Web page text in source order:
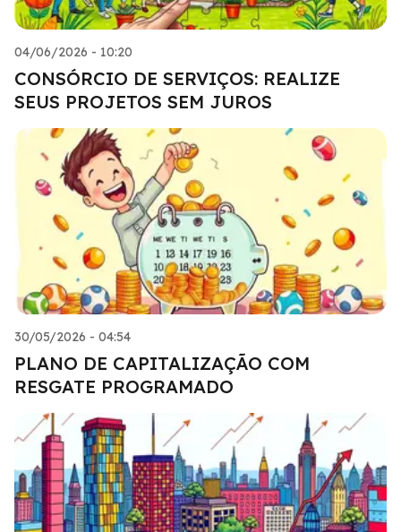
04/06/2026 - 10:20
CONSÓRCIO DE SERVIÇOS: REALIZE
SEUS PROJETOS SEM JUROS
30/05/2026 - 04:54
PLANO DE CAPITALIZAÇÃO COM
RESGATE PROGRAMADO